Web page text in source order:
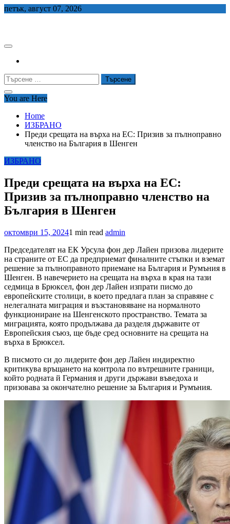
Skip
петък, август 07, 2026
Търсене
за:
You are Here
Home
ИЗБРАНО
Преди срещата на върха на ЕС: Призив за пълноправно
членство на България в Шенген
ИЗБРАНО
Преди срещата на върха на ЕС:
Призив за пълноправно членство на
България в Шенген
октомври 15, 20241 min read admin
Председателят на ЕК Урсула фон дер Лайен призова лидерите
на страните от ЕС да предприемат финалните стъпки и вземат
решение за пълноправното приемане на България и Румъния в
Шенген. В навечерието на срещата на върха в края на тази
седмица в Брюксел, фон дер Лайен изпрати писмо до
европейските столици, в което предлага план за справяне с
нелегалната миграция и възстановяване на нормалното
функциониране на Шенгенското пространство. Темата за
миграцията, която продължава да разделя държавите от
Европейския съюз, ще бъде сред основните на срещата на
върха в Брюксел.
В писмото си до лидерите фон дер Лайен индиректно
критикува връщането на контрола по вътрешните граници,
който родната й Германия и други държави въведоха и
призовава за окончателно решение за България и Румъния.